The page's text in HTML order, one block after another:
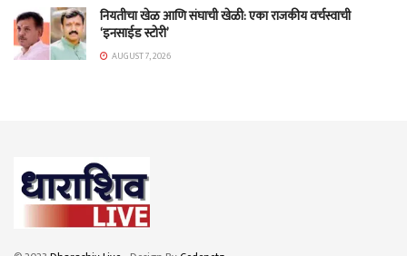
नियतीचा खेळ आणि संघाची खेळी: एका राजकीय वर्चस्वाची
‘इनसाईड स्टोरी’
AUGUST 7, 2026